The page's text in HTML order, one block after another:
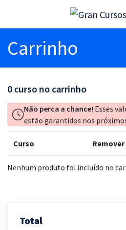
Carrinho
0 curso no carrinho
Não perca a chance! Esses
estão garantidos nos
Curso Remover
Nenhum produto foi incluído no
Total